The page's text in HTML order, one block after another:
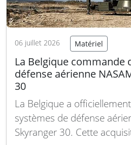
06 juillet 2026 Matériel
La Belgique commande
défense aérienne
30
La Belgique a
systèmes de défense
Skyranger 30. Cette